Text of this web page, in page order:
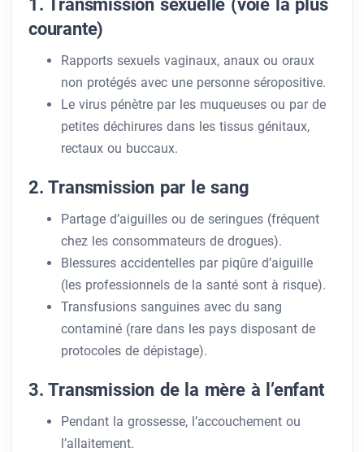
1. Transmission sexuelle (voie la plus
courante)
Rapports sexuels vaginaux, anaux ou oraux
non protégés avec une personne séropositive.
Le virus pénètre par les muqueuses ou par de
petites déchirures dans les tissus génitaux,
rectaux ou buccaux.
2. Transmission par le sang
Partage d’aiguilles ou de seringues (fréquent
chez les consommateurs de drogues).
Blessures accidentelles par piqûre d’aiguille
(les professionnels de la santé sont à risque).
Transfusions sanguines avec du sang
contaminé (rare dans les pays disposant de
protocoles de dépistage).
3. Transmission de la mère à l’enfant
Pendant la grossesse, l’accouchement ou
l’allaitement.